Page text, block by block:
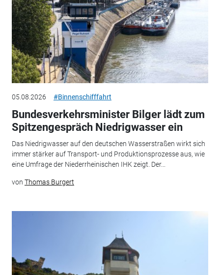
05.08.2026 #Binnenschifffahrt
Bundesverkehrsminister Bilger lädt zum
Spitzengespräch Niedrigwasser ein
Das Niedrigwasser auf den deutschen Wasserstraßen wirkt sich
immer stärker auf Transport- und Produktionsprozesse aus, wie
eine Umfrage der Niederrheinischen IHK zeigt. Der...
von Thomas Burgert